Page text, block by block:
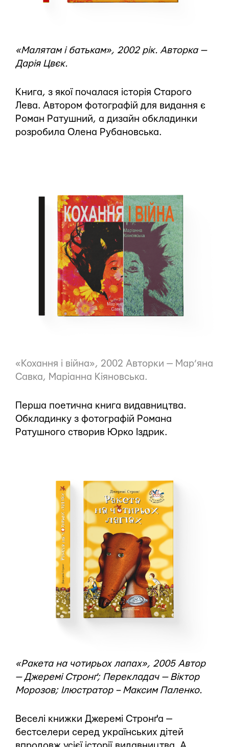
«Малятам і батькам», 2002 рік. Авторка —
Дарія Цвєк.
Книга, з якої почалася історія Старого
Лева. Автором фотографій для видання є
Роман Ратушний, а дизайн обкладинки
розробила Олена Рубановська.
«Кохання і війна», 2002 Авторки — Мар’яна
Савка, Маріанна Кіяновська.
Перша поетична книга видавництва.
Обкладинку з фотографій Романа
Ратушного створив Юрко Іздрик.
«Ракета на чотирьох лапах», 2005 Автор
— Джеремі Стронґ; Перекладач — Віктор
Морозов; Ілюстратор – Максим Паленко.
Веселі книжки Джеремі Стронґа —
бестселери серед українських дітей